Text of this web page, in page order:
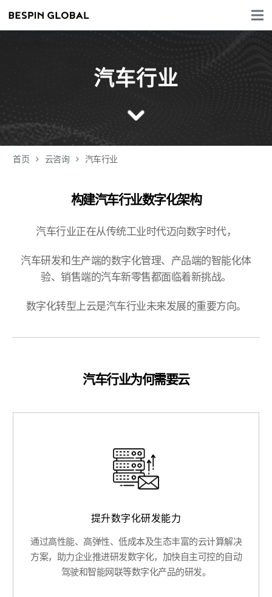
汽车行业
首页 云咨询 汽车行业
构建汽车行业数字化架构
汽车行业正在从传统工业时代迈向数字时代，
汽车研发和生产端的数字化管理、产品端的智能化体
验、销售端的汽车新零售都面临着新挑战。
数字化转型上云是汽车行业未来发展的重要方向。
汽车行业为何需要云
提升数字化研发能力
通过高性能、高弹性、低成本及生态丰富的云计算解决
方案，助力企业推进研发数字化，加快自主可控的自动
驾驶和智能网联等数字化产品的研发。